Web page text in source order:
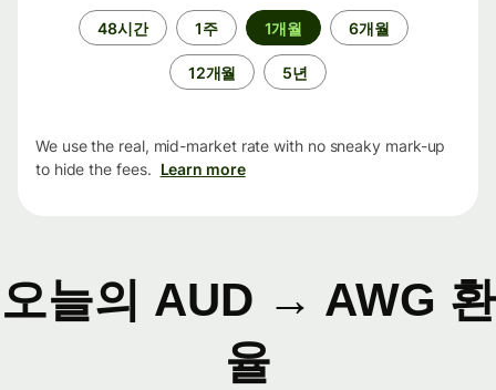
48시간 1주 1개월 6개월
12개월 5년
We use the real, mid-market rate with no sneaky mark-up
to hide the fees. Learn more
오늘의 AUD → AWG 환
율